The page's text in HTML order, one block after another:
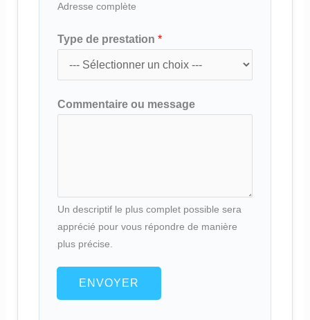
Adresse complète
Type de prestation *
*
*
Commentaire ou message
Un descriptif le plus complet possible sera
apprécié pour vous répondre de manière
plus précise.
ENVOYER